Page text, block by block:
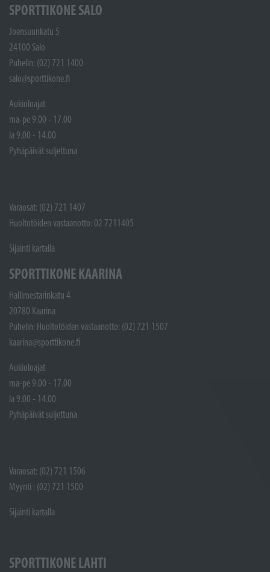
SPORTTIKONE SALO
Joensuunkatu 5
24100 Salo
Puhelin: (02) 721 1400
salo@sporttikone.fi
Aukioloajat
ma-pe 9.00 - 17.00
la 9.00 - 14.00
Pyhäpäivät suljettuna
Varaosat: (02) 721 1407
Huoltotöiden vastaanotto: 02 7211405
Sijainti kartalla
SPORTTIKONE KAARINA
Hallimestarinkatu 4
20780 Kaarina
Puhelin: Huoltotöiden vastaanotto: (02) 721 1507
kaarina@sporttikone.fi
Aukioloajat
ma-pe 9.00 - 17.00
la 9.00 - 14.00
Pyhäpäivät suljettuna
Varaosat: (02) 721 1506
Myynti : (02) 721 1500
Sijainti kartalla
SPORTTIKONE LAHTI